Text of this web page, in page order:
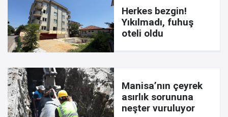
Herkes bezgin!
Yıkılmadı, fuhuş
oteli oldu
Manisa’nın çeyrek
asırlık sorununa
neşter vuruluyor